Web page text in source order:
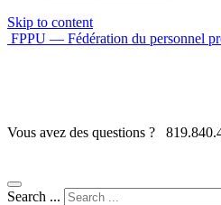
Skip to content
FPPU — Fédération du personnel
Vous avez des questions ?
Search ...